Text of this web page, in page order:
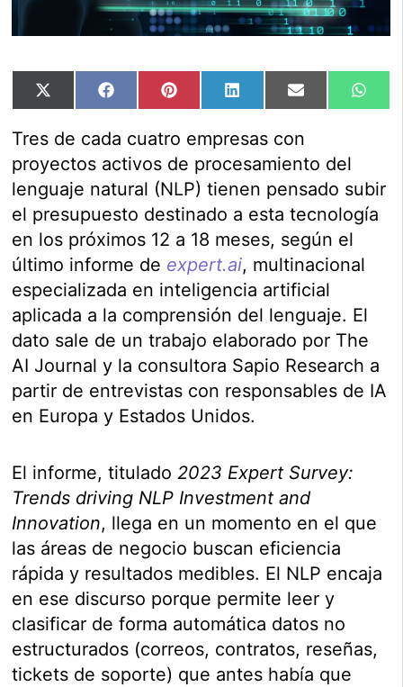
Compartir
en
X
Compartir
en
FacebookCompartir
en
PinterestCompartir
en
LinkedInCompartir
en
Email
en
Tres de cada cuatro empresas con
proyectos activos de procesamiento del
lenguaje natural (NLP) tienen pensado subir
el presupuesto destinado a esta tecnología
en los próximos 12 a 18 meses, según el
último informe de expert.ai, multinacional
especializada en inteligencia artificial
aplicada a la comprensión del lenguaje. El
dato sale de un trabajo elaborado por The
AI Journal y la consultora Sapio Research a
partir de entrevistas con responsables de IA
en Europa y Estados Unidos.
El informe, titulado2023 Expert Survey:
Trends driving NLP Investment and
Innovation, llega en un momento en el que
las áreas de negocio buscan eficiencia
rápida y resultados medibles. El NLP encaja
en ese discurso porque permite leer y
clasificar de forma automática datos no
estructurados (correos, contratos, reseñas,
tickets de soporte) que antes había que